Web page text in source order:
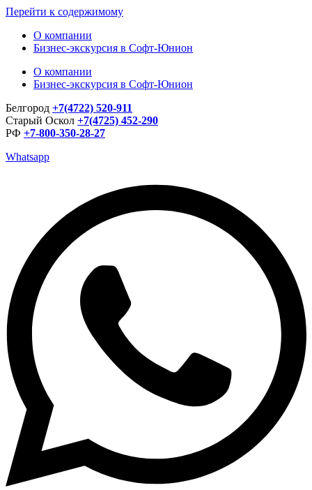
Перейти к содержимому
О компании
Бизнес-экскурсия в Софт-Юнион
О компании
Бизнес-экскурсия в Софт-Юнион
Белгород +7(4722) 520-911
Старый Оскол +7(4725) 452-290
РФ +7-800-350-28-27
Whatsapp